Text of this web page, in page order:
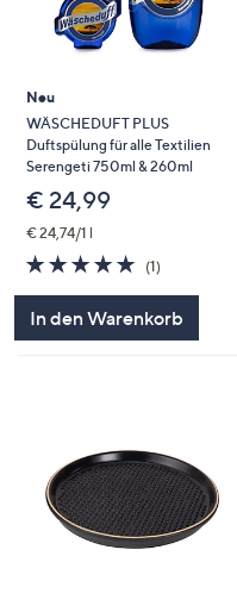
Neu
WÄSCHEDUFT PLUS
Duftspülung für alle Textilien
Serengeti 750ml & 260ml
€ 24,99
€ 24,74/1 l
5.0
von
(1)1
In den Warenkorb